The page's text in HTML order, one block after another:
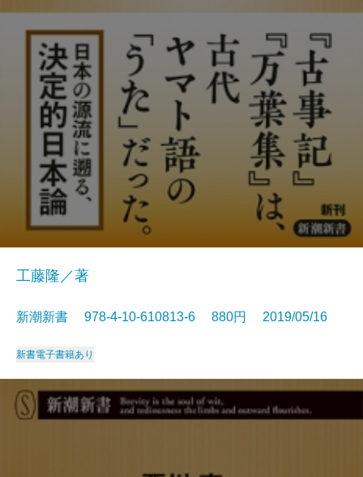
工藤隆／著
新潮新書 978-4-10-610813-6 880円 2019/05/16
新書電子書籍あり